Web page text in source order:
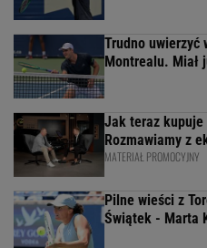
Trudno uwierzyć
Montrealu. Miał
Jak teraz kupuje
Rozmawiamy z
MATERIAŁ PROMOCYJNY
Pilne wieści z
Świątek - Marta